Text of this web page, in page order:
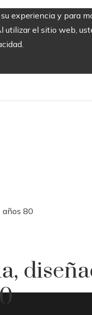
experiencia y para
utilizar el sitio web,
años 80